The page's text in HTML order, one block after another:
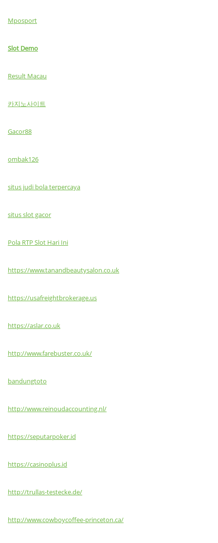
Mposport
Slot Demo
Result Macau
카지노사이트
Gacor88
ombak126
situs judi bola terpercaya
situs slot gacor
Pola RTP Slot Hari Ini
https://www.tanandbeautysalon.co.uk
https://usafreightbrokerage.us
https://aslar.co.uk
http://www.farebuster.co.uk/
bandungtoto
http://www.reinoudaccounting.nl/
https://seputarpoker.id
https://casinoplus.id
http://trullas-testecke.de/
http://www.cowboycoffee-princeton.ca/